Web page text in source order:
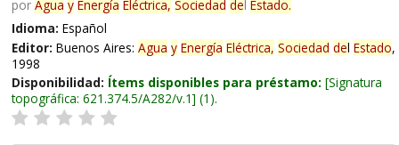
por Agua y Energía Eléctrica, Sociedad del Estado.
Idioma: Español
Editor: Buenos Aires: Agua y Energía Eléctrica, Sociedad del Estado,
1998
Disponibilidad: Ítems disponibles para préstamo: Signatura
topográfica: 621.374.5/A282/v.1 (1).